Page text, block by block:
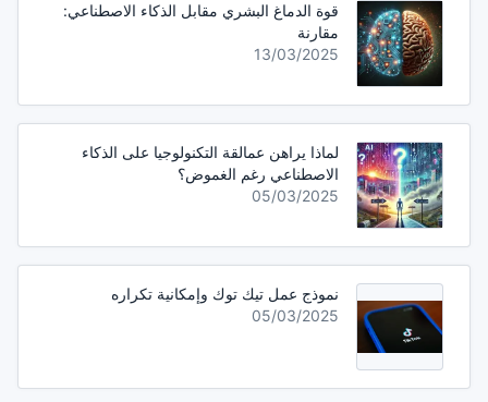
قوة الدماغ البشري مقابل الذكاء الاصطناعي:
مقارنة
13/03/2025
لماذا يراهن عمالقة التكنولوجيا على الذكاء
الاصطناعي رغم الغموض؟
05/03/2025
نموذج عمل تيك توك وإمكانية تكراره
05/03/2025